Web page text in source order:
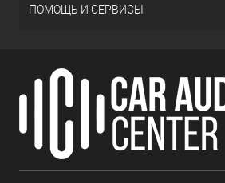
ПОМОЩЬ И СЕРВИСЫ